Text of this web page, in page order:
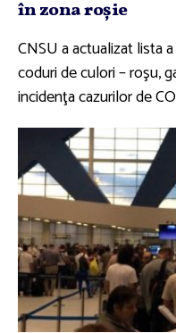
în zona roşie
CNSU a actualizat lista
coduri de culori – roşu,
incidenţa cazurilor de